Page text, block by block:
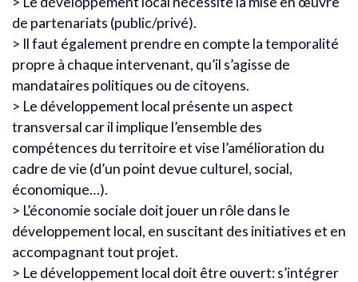
de partenariats (public/privé).
> Il faut également prendre en compte la temporalité
propre à chaque intervenant, qu’il s’agisse de
mandataires politiques ou de citoyens.
> Le développement local présente un aspect
transversal car il implique l’ensemble des
compétences du territoire et vise l’amélioration du
cadre de vie (d’un point devue culturel, social,
économique…).
> L’économie sociale doit jouer un rôle dans le
développement local, en suscitant des initiatives et en
accompagnant tout projet.
> Le développement local doit être ouvert: s’intégrer